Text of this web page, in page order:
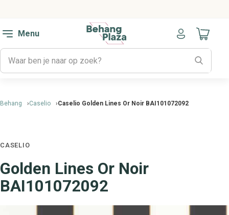
Menu
Naar
Behang Caselio Caselio Golden Lines Or Noir BAI101072092
CASELIO
Golden Lines Or Noir
BAI101072092